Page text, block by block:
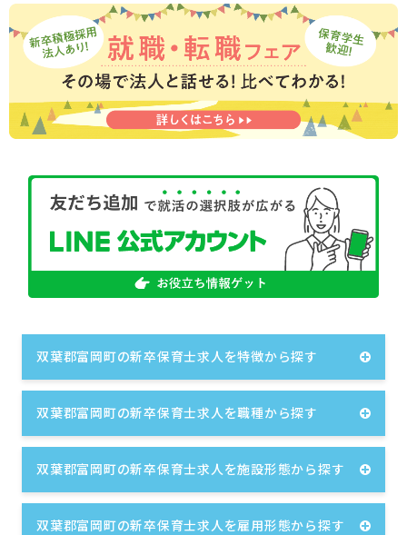
双葉郡富岡町の新卒保育士求人を特徴から探す
双葉郡富岡町の新卒保育士求人を職種から探す
双葉郡富岡町の新卒保育士求人を施設形態から探す
双葉郡富岡町の新卒保育士求人を雇用形態から探す